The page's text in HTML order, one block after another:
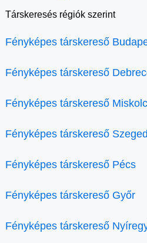
Társkeresés régiók szerint
Fényképes társkereső
Fényképes társkereső
Fényképes társkereső Miskolc
Fényképes társkereső Szeged
Fényképes társkereső Pécs
Fényképes társkereső Győr
Fényképes társkereső